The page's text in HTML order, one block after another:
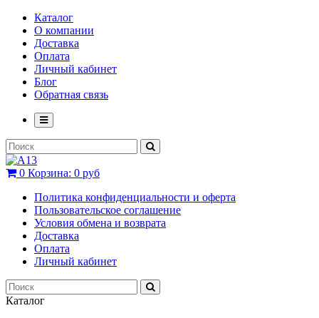
Каталог
О компании
Доставка
Оплата
Личный кабинет
Блог
Обратная связь
0 Корзина: 0 руб
Политика конфиденциальности и оферта
Пользовательское соглашение
Условия обмена и возврата
Доставка
Оплата
Личный кабинет
Каталог